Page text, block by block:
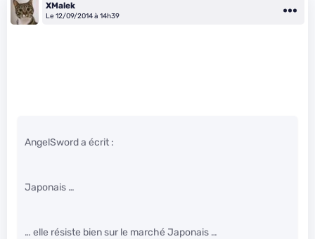
XMalek
Le 12/09/2014 à 14h39
AngelSword a écrit :
Japonais …
… elle résiste bien sur le marché Japonais …